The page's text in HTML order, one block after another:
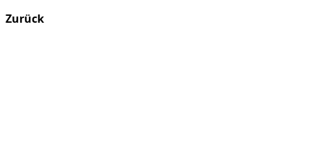
Zurück